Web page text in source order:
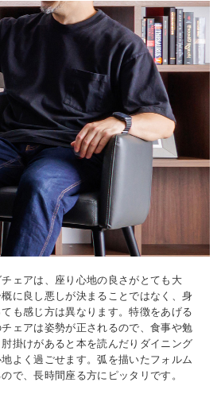
ェアは、座り心地の良さがとても大
に良し悪しが決まることではなく、身
も感じ方は異なります。特徴をあげる
ェアは姿勢が正されるので、食事や勉
掛けがあると本を読んだりダイニング
よく過ごせます。弧を描いたフォルム
で、長時間座る方にピッタリです。